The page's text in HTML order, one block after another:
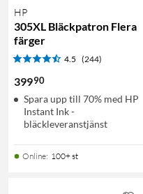
HP
305XL Bläckpatron Flera
färger
4.5 (244)
39990
Spara upp till 70% med HP
Instant Ink -
bläckleveranstjänst
Online: 100+ st